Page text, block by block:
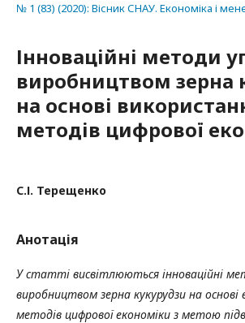
№ 1 (83) (2020): Вісник СНАУ. Економіка і
Інноваційні методи
виробництвом зерна
на основі
методів цифрової
С.І. Терещенко
Анотація
У статті висвітлюються інноваційні
виробництвом зерна кукурудзи на
методів цифрової економіки з метою